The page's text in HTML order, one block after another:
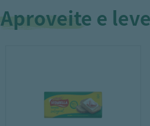
Aproveite e